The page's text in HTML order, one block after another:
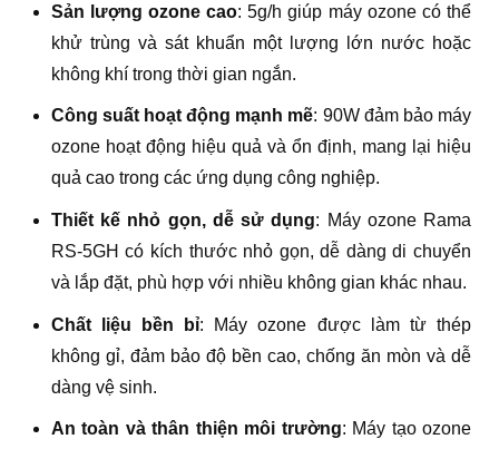
Sản lượng ozone cao: 5g/h giúp máy ozone có thể
khử trùng và sát khuẩn một lượng lớn nước hoặc
không khí trong thời gian ngắn.
Công suất hoạt động mạnh mẽ: 90W đảm bảo máy
ozone hoạt động hiệu quả và ổn định, mang lại hiệu
quả cao trong các ứng dụng công nghiệp.
Thiết kế nhỏ gọn, dễ sử dụng: Máy ozone Rama
RS-5GH có kích thước nhỏ gọn, dễ dàng di chuyển
và lắp đặt, phù hợp với nhiều không gian khác nhau.
Chất liệu bền bỉ: Máy ozone được làm từ thép
không gỉ, đảm bảo độ bền cao, chống ăn mòn và dễ
dàng vệ sinh.
An toàn và thân thiện môi trường: Máy tạo ozone